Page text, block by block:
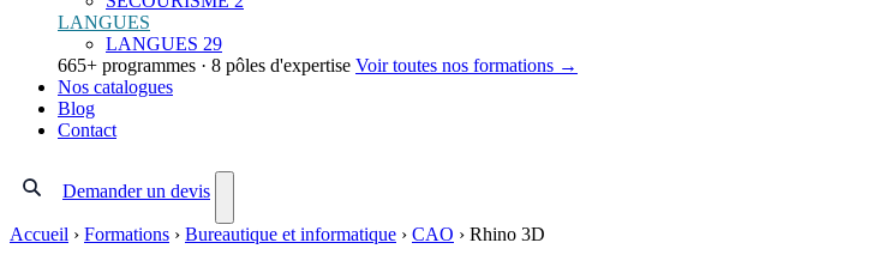
LANGUES
LANGUES 29
665+ programmes · 8 pôles d'expertise Voir toutes nos formations →
Nos catalogues
Blog
Contact
Demander un devis
Accueil › Formations › Bureautique et informatique › CAO › Rhino 3D